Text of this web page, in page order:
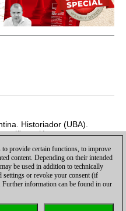
Historiador (UBA).
niños y jóvenes.
to provide certain functions, to improve
content. Depending on their intended
be used in addition to technically
settings or revoke your consent (if
information can be found in our